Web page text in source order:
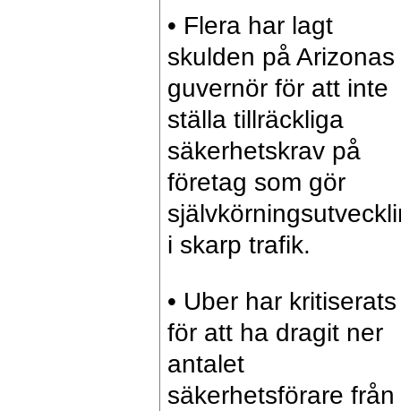
• Flera har lagt
skulden på Arizonas
guvernör för att inte
ställa tillräckliga
säkerhetskrav på
företag som gör
i skarp trafik.
• Uber har kritiserats
för att ha dragit ner
antalet
säkerhetsförare från